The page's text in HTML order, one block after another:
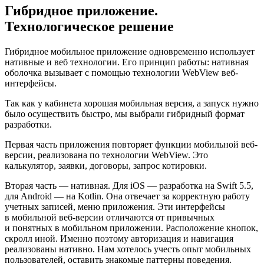
Гибридное приложение.
Технологическое решение
Гибридное мобильное приложение одновременно использует
нативные и веб технологии. Его принцип работы: нативная
оболочка вызывает с помощью технологии WebView веб-
интерфейсы.
Так как у кабинета хорошая мобильная версия, а запуск нужно
было осуществить быстро, мы выбрали гибридный формат
разработки.
Первая часть приложения повторяет функции мобильной веб-
версии, реализована по технологии WebView. Это
калькулятор, заявки, договоры, запрос котировки.
Вторая часть — нативная. Для iOS — разработка на Swift 5.5,
для Android — на Kotlin. Она отвечает за корректную работу
учетных записей, меню приложения. Эти интерфейсы
в мобильной веб-версии отличаются от привычных
и понятных в мобильном приложении. Расположение кнопок,
скролл иной. Именно поэтому авторизация и навигация
реализованы нативно. Нам хотелось учесть опыт мобильных
пользователей, оставить знакомые паттерны поведения.